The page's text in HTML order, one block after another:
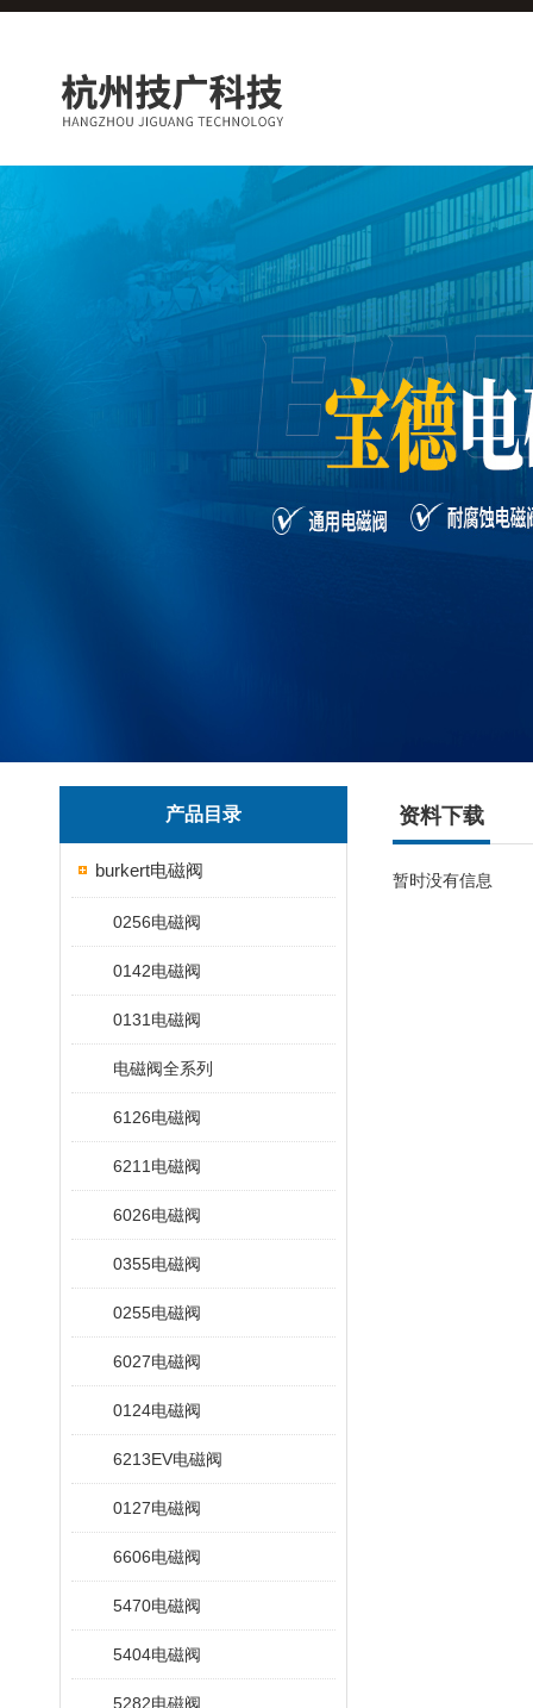
产品目录
burkert电磁阀
0256电磁阀
0142电磁阀
0131电磁阀
电磁阀全系列
6126电磁阀
6211电磁阀
6026电磁阀
0355电磁阀
0255电磁阀
6027电磁阀
0124电磁阀
6213EV电磁阀
0127电磁阀
6606电磁阀
5470电磁阀
5404电磁阀
5282电磁阀
资料下载
暂时没有信息